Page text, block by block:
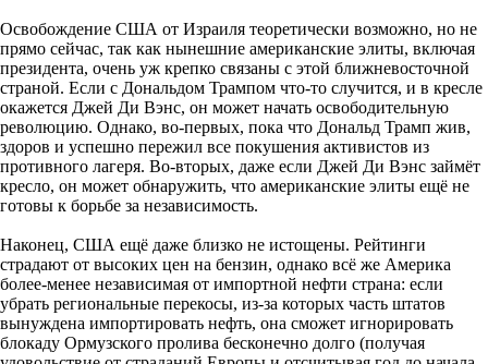
Освобождение США от Израиля теоретически возможно, но не
прямо сейчас, так как нынешние американские элиты, включая
президента, очень уж крепко связаны с этой ближневосточной
страной. Если с Дональдом Трампом что-то случится, и в кресле
окажется Джей Ди Вэнс, он может начать освободительную
революцию. Однако, во-первых, пока что Дональд Трамп жив,
здоров и успешно пережил все покушения активистов из
противного лагеря. Во-вторых, даже если Джей Ди Вэнс займёт
кресло, он может обнаружить, что американские элиты ещё не
готовы к борьбе за независимость.
Наконец, США ещё даже близко не истощены. Рейтинги
страдают от высоких цен на бензин, однако всё же Америка
более-менее независимая от импортной нефти страна: если
убрать региональные перекосы, из-за которых часть штатов
вынуждена импортировать нефть, она сможет игнорировать
блокаду Ормузского пролива бесконечно долго (получая